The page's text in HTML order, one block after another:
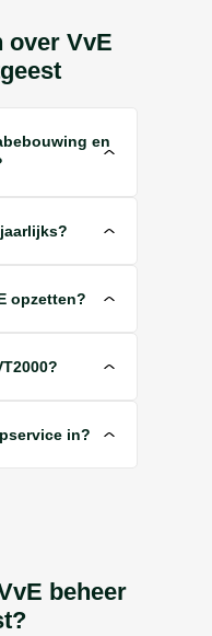
over VvE
en
opzetten?
in?
beheer